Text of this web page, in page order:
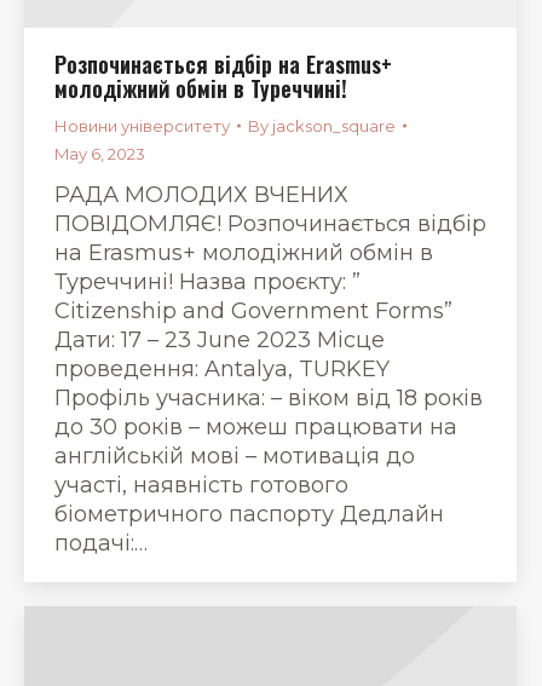
Розпочинається відбір на Erasmus+
молодіжний обмін в Туреччині!
Новини університету By jackson_square
May 6, 2023
РАДА МОЛОДИХ ВЧЕНИХ
ПОВІДОМЛЯЄ! Розпочинається відбір
на Erasmus+ молодіжний обмін в
Туреччині! Назва проєкту: ”
Citizenship and Government Forms”
Дати: 17 – 23 June 2023 Місце
проведення: Antalya, TURKEY
Профіль учасника: – віком від 18 років
до 30 років – можеш працювати на
англійській мові – мотивація до
участі, наявність готового
біометричного паспорту Дедлайн
подачі:…